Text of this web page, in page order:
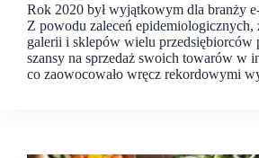
Rok 2020 był wyjątkowym dla branży
Z powodu zaleceń epidemiologicznych,
galerii i sklepów wielu przedsiębiorców
szansy na sprzedaż swoich towarów w
co zaowocowało wręcz rekordowymi